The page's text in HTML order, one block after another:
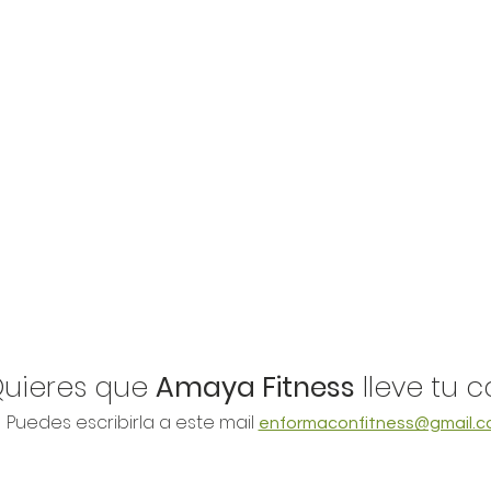
que Amaya Fitness lleve tu
Puedes escribirla a este mail